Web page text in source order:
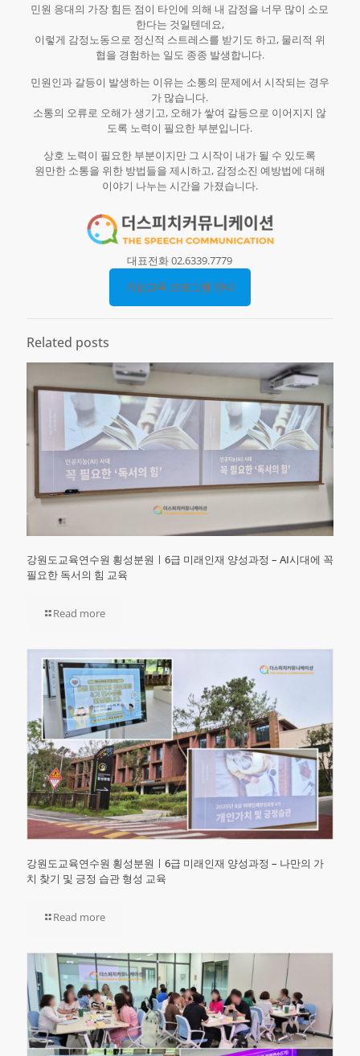
민원 응대의 가장 힘든 점이 타인에 의해 내 감정을 너무 많이 소모
한다는 것일텐데요,
이렇게 감정노동으로 정신적 스트레스를 받기도 하고, 물리적 위
협을 경험하는 일도 종종 발생합니다.
민원인과 갈등이 발생하는 이유는 소통의 문제에서 시작되는 경우
가 많습니다.
소통의 오류로 오해가 생기고, 오해가 쌓여 갈등으로 이어지지 않
도록 노력이 필요한 부분입니다.
상호 노력이 필요한 부분이지만 그 시작이 내가 될 수 있도록
원만한 소통을 위한 방법들을 제시하고, 감정소진 예방법에 대해
이야기 나누는 시간을 가졌습니다.
대표전화 02.6339.7779
기업교육 프로그램 안내
Related posts
강원도교육연수원 횡성분원ㅣ6급 미래인재 양성과정 – AI시대에 꼭
필요한 독서의 힘 교육
Read more
강원도교육연수원 횡성분원ㅣ6급 미래인재 양성과정 – 나만의 가
치 찾기 및 긍정 습관 형성 교육
Read more